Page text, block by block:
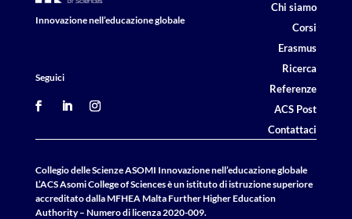
Innovazione nell’educazione globale
Seguici
Chi siamo
Corsi
Erasmus
Ricerca
Referenze
ACS Post
Contattaci
Collegio delle Scienze ASOMI Innovazione nell’educazione globale
L’ACS Asomi College of Sciences è un istituto di istruzione superiore
accreditato dalla MFHEA Malta Further Higher Education
Authority – Numero di licenza 2020-009.